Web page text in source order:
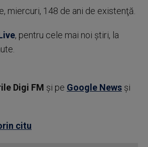
miercuri, 148 de ani de existenţă.
, pentru cele mai noi știri, la
Digi FM şi pe Google News şi
citu